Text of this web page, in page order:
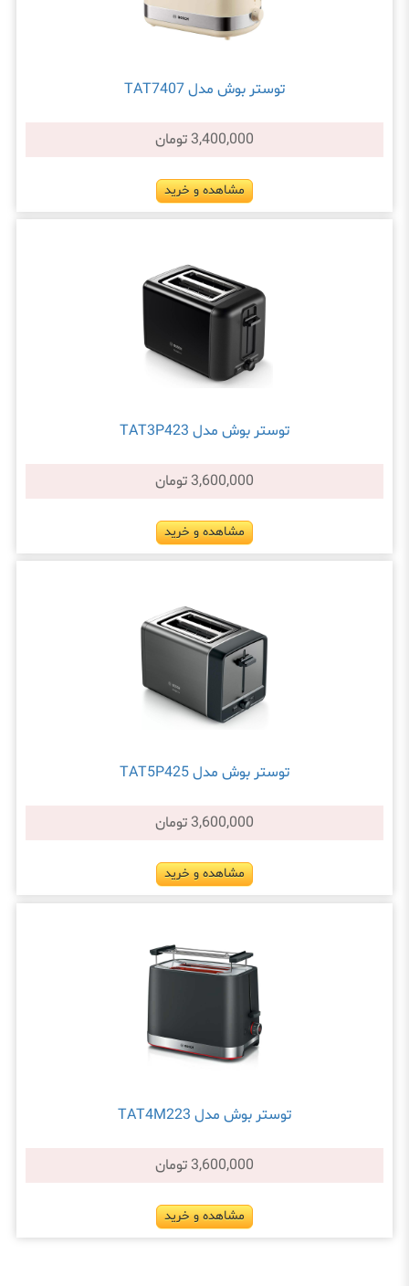
توستر بوش مدل TAT7407
3,400,000 تومان
مشاهده و خرید
توستر بوش مدل TAT3P423
3,600,000 تومان
مشاهده و خرید
توستر بوش مدل TAT5P425
3,600,000 تومان
مشاهده و خرید
توستر بوش مدل TAT4M223
3,600,000 تومان
مشاهده و خرید